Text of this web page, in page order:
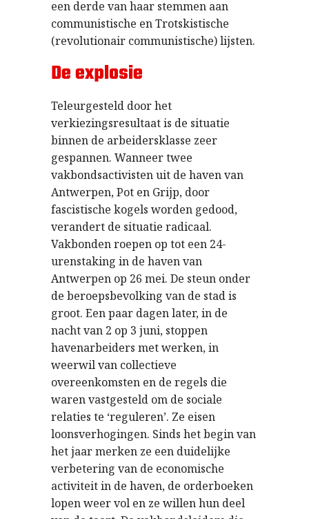
een derde van haar stemmen aan
communistische en Trotskistische
(revolutionair communistische) lijsten.
De explosie
Teleurgesteld door het
verkiezingsresultaat is de situatie
binnen de arbeidersklasse zeer
gespannen. Wanneer twee
vakbondsactivisten uit de haven van
Antwerpen, Pot en Grijp, door
fascistische kogels worden gedood,
verandert de situatie radicaal.
Vakbonden roepen op tot een 24-
urenstaking in de haven van
Antwerpen op 26 mei. De steun onder
de beroepsbevolking van de stad is
groot. Een paar dagen later, in de
nacht van 2 op 3 juni, stoppen
havenarbeiders met werken, in
weerwil van collectieve
overeenkomsten en de regels die
waren vastgesteld om de sociale
relaties te ‘reguleren’. Ze eisen
loonsverhogingen. Sinds het begin van
het jaar merken ze een duidelijke
verbetering van de economische
activiteit in de haven, de orderboeken
lopen weer vol en ze willen hun deel